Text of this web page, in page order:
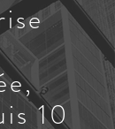
10